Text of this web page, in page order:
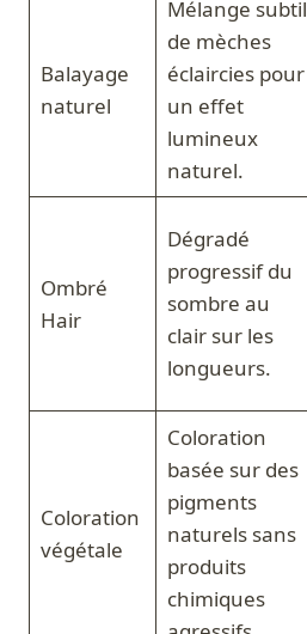
Balayage
naturel
Mélange subtil
de mèches
éclaircies pour
un effet
lumineux
naturel.
Ombré
Hair
Dégradé
progressif du
sombre au
clair sur les
longueurs.
Coloration
végétale
Coloration
basée sur des
pigments
naturels sans
produits
chimiques